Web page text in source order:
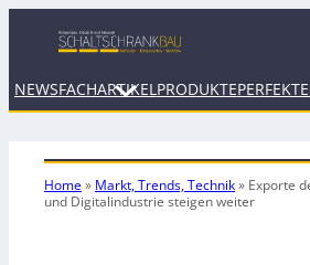
NEWSFACHARTIKEL PRODUKTE
Home» Markt, Trends, Technik» Exporte
und Digitalindustrie steigen weiter